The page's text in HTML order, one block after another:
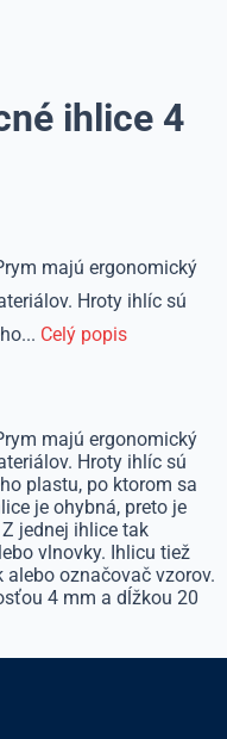
ihlice 4
majú ergonomický
Hroty ihlíc sú
Celý popis
majú ergonomický
Hroty ihlíc sú
plastu, po ktorom sa
je ohybná, preto je
jednej ihlice tak
vlnovky. Ihlicu tiež
označovač vzorov.
4 mm a dĺžkou 20